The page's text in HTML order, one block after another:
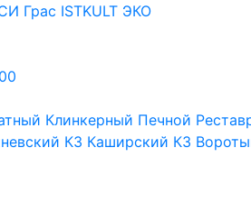
Грас ISTKULT ЭКО
Клинкерный Печной
КЗ Каширский КЗ